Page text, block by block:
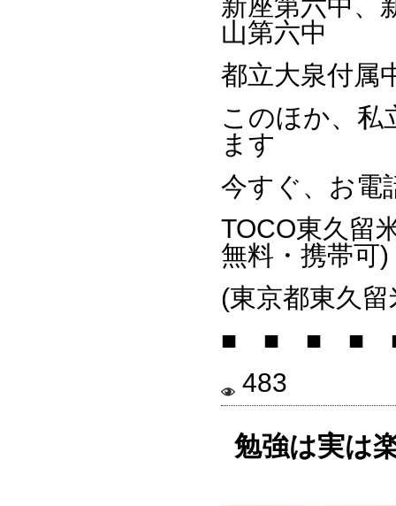
山第六中
都立大泉付属
このほか、私
ます
今すぐ、お電
TOCO東久留
無料・携帯可)
(東京都東久
■ ■ ■ ■
483
勉強は実は